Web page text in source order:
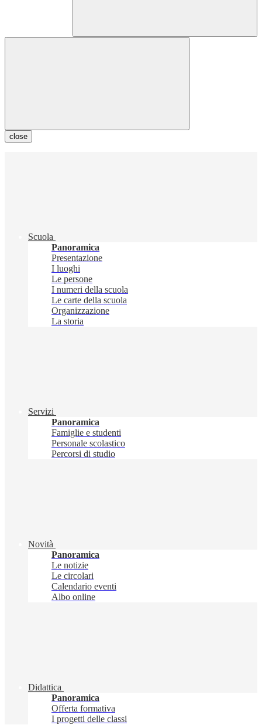
close
Scuola
Panoramica
Presentazione
I luoghi
Le persone
I numeri della scuola
Le carte della scuola
Organizzazione
La storia
Servizi
Panoramica
Famiglie e studenti
Personale scolastico
Percorsi di studio
Novità
Panoramica
Le notizie
Le circolari
Calendario eventi
Albo online
Didattica
Panoramica
Offerta formativa
I progetti delle classi